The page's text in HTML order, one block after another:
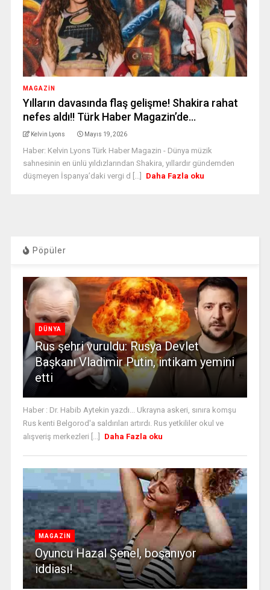
MAGAZİN
Yılların davasında flaş gelişme! Shakira rahat
nefes aldı!! Türk Haber Magazin’de…
Kelvin Lyons Mayıs 19, 2026
Haber: Kelvin Lyons Türk Haber Magazin - Dünya müzik
sahnesinin en ünlü yıldızlarından Shakira, yıllardır gündemden
düşmeyen İspanya’daki vergi d [...]
Daha Fazla oku
Pöpüler
DÜNYA
Rus şehri vuruldu: Rusya Devlet
Başkanı Vladimir Putin, intikam yemini
etti
Haber : Dr. Habib Aytekin yazdı... Ukrayna askeri, sınıra komşu
Rus kenti Belgorod'a saldırıları artırdı. Rus yetkililer okul ve
alışveriş merkezleri [...]
Daha Fazla oku
MAGAZİN
Oyuncu Hazal Şenel, boşanıyor
iddiası!